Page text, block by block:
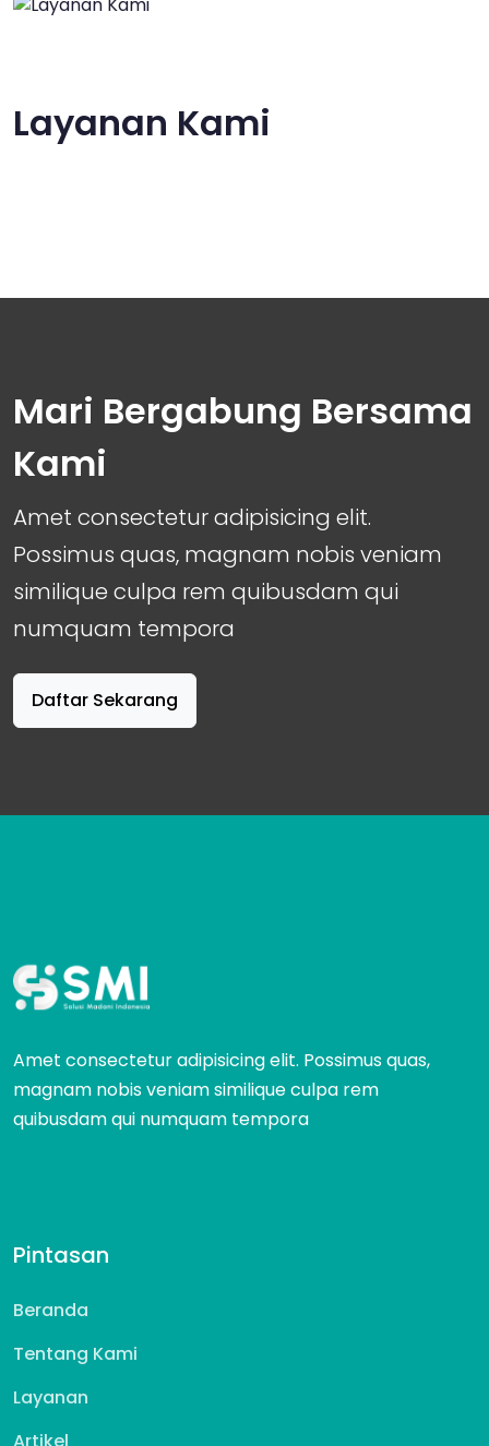
Layanan Kami
Mari Bergabung Bersama
Kami
Amet consectetur adipisicing elit.
Possimus quas, magnam nobis veniam
similique culpa rem quibusdam qui
numquam tempora
Daftar Sekarang
Amet consectetur adipisicing elit. Possimus quas,
magnam nobis veniam similique culpa rem
quibusdam qui numquam tempora
Pintasan
Beranda
Tentang Kami
Layanan